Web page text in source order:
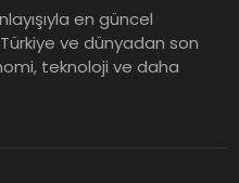
en güncel
ve dünyadan son
teknoloji ve daha